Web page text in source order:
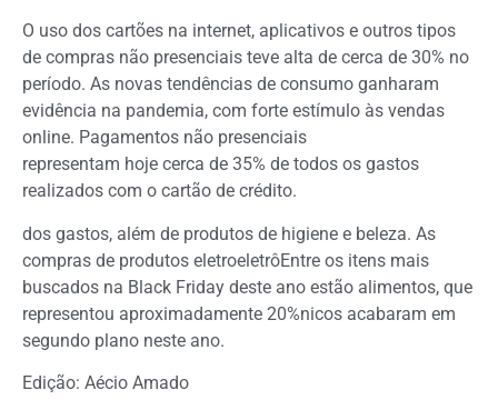
O uso dos cartões na internet, aplicativos e outros tipos
de compras não presenciais teve alta de cerca de 30% no
período. As novas tendências de consumo ganharam
evidência na pandemia, com forte estímulo às vendas
online. Pagamentos não presenciais
representam hoje cerca de 35% de todos os gastos
realizados com o cartão de crédito.
dos gastos, além de produtos de higiene e beleza. As
compras de produtos eletroeletrôEntre os itens mais
buscados na Black Friday deste ano estão alimentos, que
representou aproximadamente 20%nicos acabaram em
segundo plano neste ano.
Edição: Aécio Amado